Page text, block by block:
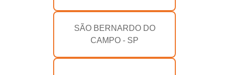
SÃO BERNARDO DO
CAMPO - SP